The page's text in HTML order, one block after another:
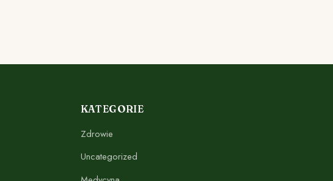
KATEGORIE
Zdrowie
Uncategorized